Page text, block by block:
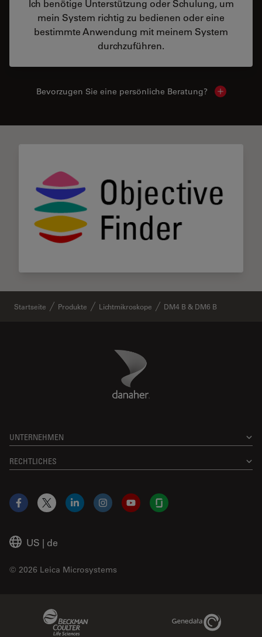
Ich benötige Unterstützung oder Schulung, um
mein System richtig zu bedienen oder eine
bestimmte Anwendung mit meinem System
durchzuführen.
Bevorzugen Sie eine persönliche Beratung? Show
Startseite Produkte Lichtmikroskope DM4 B & DM6 B
Danaher Logo
UNTERNEHMEN
RECHTLICHES
US | de
© 2026 Leica Microsystems
Facebook
X LinkedInInstagramYouTubeGlassdoor
Genedata Link